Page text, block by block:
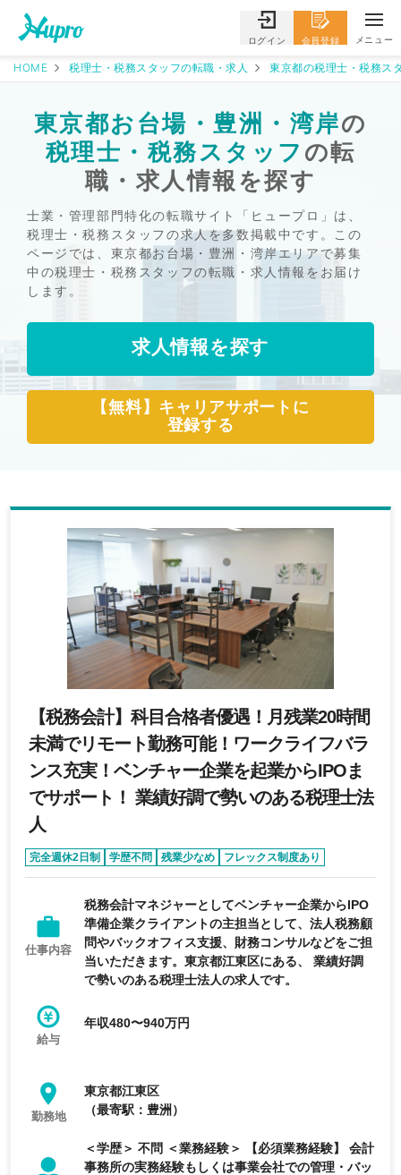
ログイン 会員登録 メニュー
HOME 税理士・税務スタッフの転職・求人 東京都の税理士・税務ス
東京都お台場・豊洲・湾岸の
税理士・税務スタッフ の転
職・求人情報を探す
士業・管理部門特化の転職サイト「ヒュープロ」は、
税理士・税務スタッフの求人を多数掲載中です。この
ページでは、東京都お台場・豊洲・湾岸エリアで募集
中の税理士・税務スタッフの転職・求人情報をお届け
します。
求人情報を探す
【無料】キャリアサポートに
登録する
【税務会計】科目合格者優遇！月残業20時間
未満でリモート勤務可能！ワークライフバラ
ンス充実！ベンチャー企業を起業からIPOま
でサポート！ 業績好調で勢いのある税理士法
人
完全週休2日制 学歴不問 残業少なめ
フレックス制度あり
育休・産休実績あり
仕事内容
税務会計マネジャーとしてベンチャー企業からIPO
準備企業クライアントの主担当として、法人税務顧
問やバックオフィス支援、財務コンサルなどをご担
当いただきます。東京都江東区にある、 業績好調
で勢いのある税理士法人の求人です。
給与
年収480〜940万円
勤務地
東京都江東区
（最寄駅：豊洲）
＜学歴＞ 不問 ＜業務経験＞ 【必須業務経験】 会計
事務所の実務経験もしくは事業会社での管理・バッ